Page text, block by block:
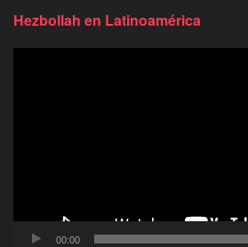
Hezbollah en Latinoamérica
00:00